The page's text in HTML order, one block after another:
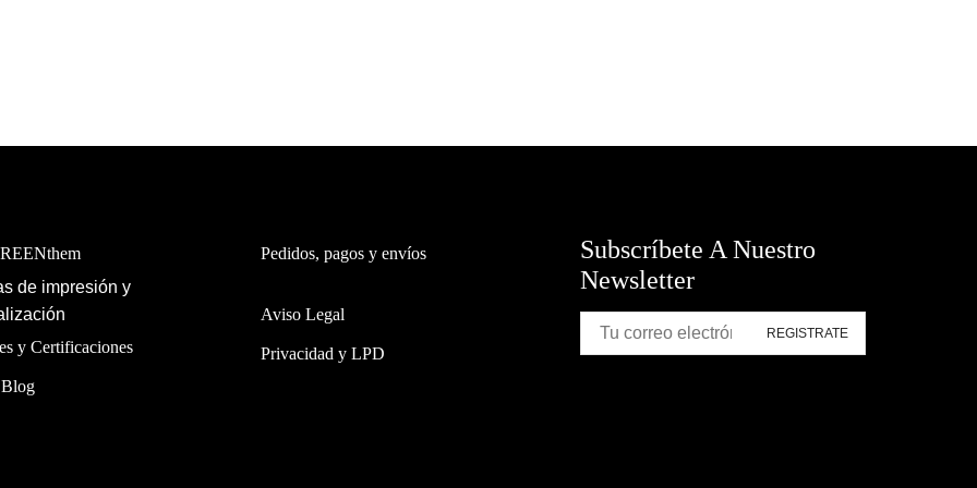
de impresión y
y Certificaciones
Pedidos, pagos y envíos
Aviso Legal
Privacidad y LPD
Subscríbete A Nuestro
Newsletter